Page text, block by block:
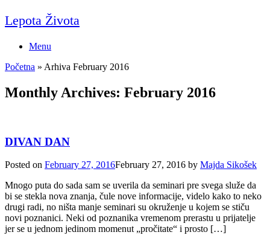
Skip
to
Lepota Života
Menu
Početna » Arhiva February 2016
Monthly Archives: February 2016
DIVAN DAN
Posted on February 27, 2016February 27, 2016 by Majda Sikošek
Mnogo puta do sada sam se uverila da seminari pre svega služe da
bi se stekla nova znanja, čule nove informacije, videlo kako to neko
drugi radi, no ništa manje seminari su okruženje u kojem se stiču
novi poznanici. Neki od poznanika vremenom prerastu u prijatelje
jer se u jednom jedinom momenut „pročitate“ i prosto […]